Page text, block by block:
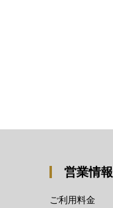
営業情報
ご利用料金